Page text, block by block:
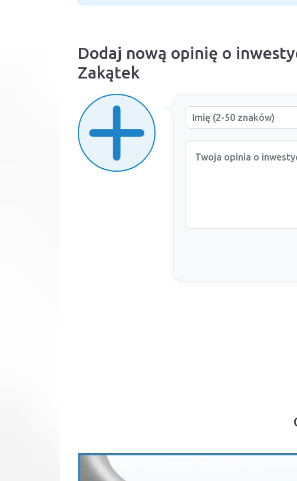
Dodaj nową opinię o
Zakątek